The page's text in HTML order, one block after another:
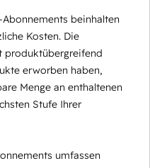
beinhalten
Kosten. Die
produktübergreifend
erworben haben,
Menge an enthaltenen
Stufe Ihrer
umfassen